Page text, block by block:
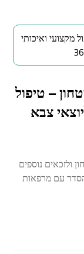
– טיפול
צבא
ולזכאים נוספים
עם מרפאות